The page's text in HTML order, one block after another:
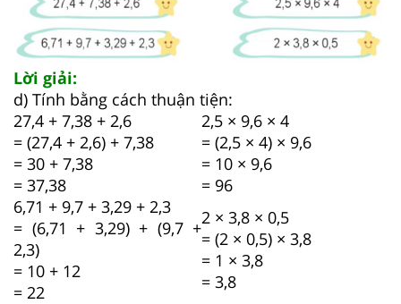
Lời giải:
d) Tính bằng cách thuận tiện:
27,4 + 7,38 + 2,6
= (27,4 + 2,6) + 7,38
= 30 + 7,38
= 37,38
2,5 × 9,6 × 4
= (2,5 × 4) × 9,6
= 10 × 9,6
= 96
6,71 + 9,7 + 3,29 + 2,3
= (6,71 + 3,29) + (9,7 +
2,3)
= 10 + 12
= 22
2 × 3,8 × 0,5
= (2 × 0,5) × 3,8
= 1 × 3,8
= 3,8